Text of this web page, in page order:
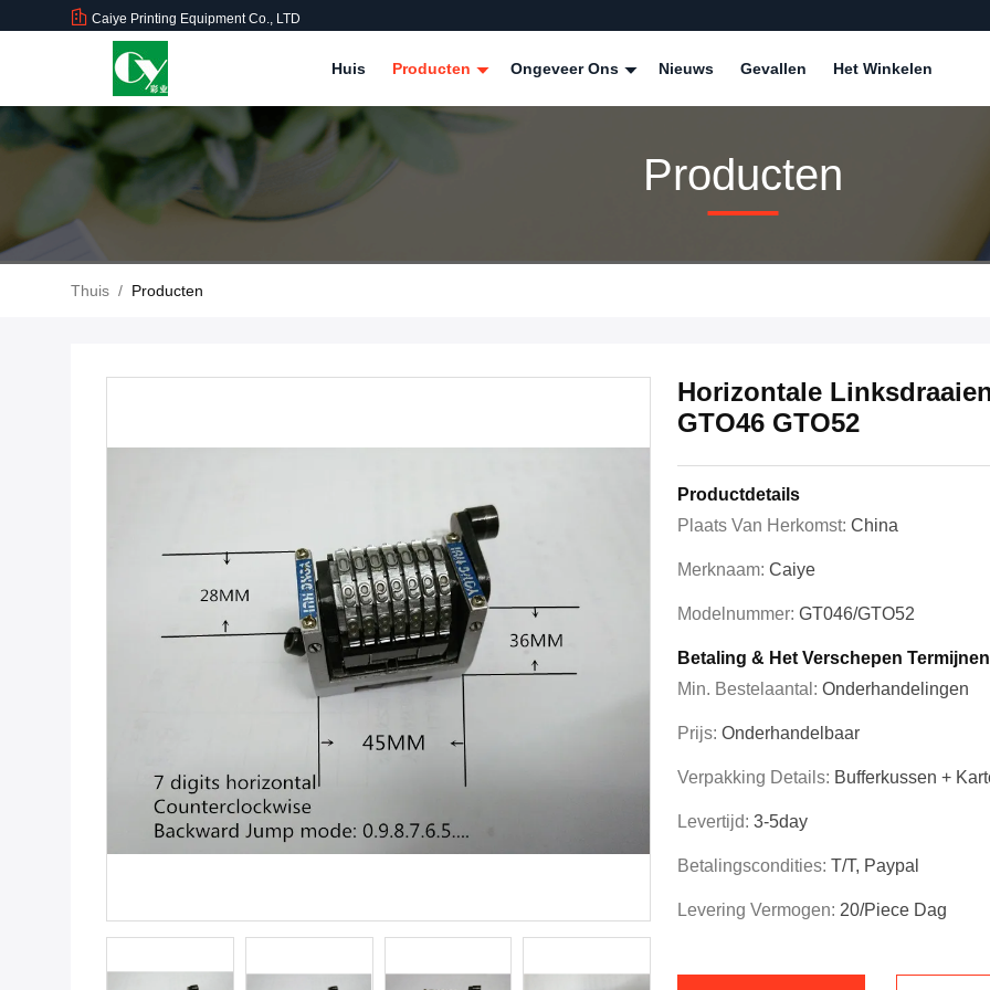
Caiye Printing Equipment Co., LTD
Huis Producten Ongeveer Ons Nieuws Gevallen Het Winkelen
Producten
Thuis / Producten
Horizontale
GTO46 GTO52
Productdetails
Plaats Van Herkomst: China
Merknaam: Caiye
Modelnummer: GT046/GTO52
Betaling & Het Verschepen Termijnen
Min. Bestelaantal: Onderhandelingen
Prijs: Onderhandelbaar
Verpakking Details: Bufferkussen +
Levertijd: 3-5day
Betalingscondities: T/T, Paypal
Levering Vermogen: 20/piece Dag